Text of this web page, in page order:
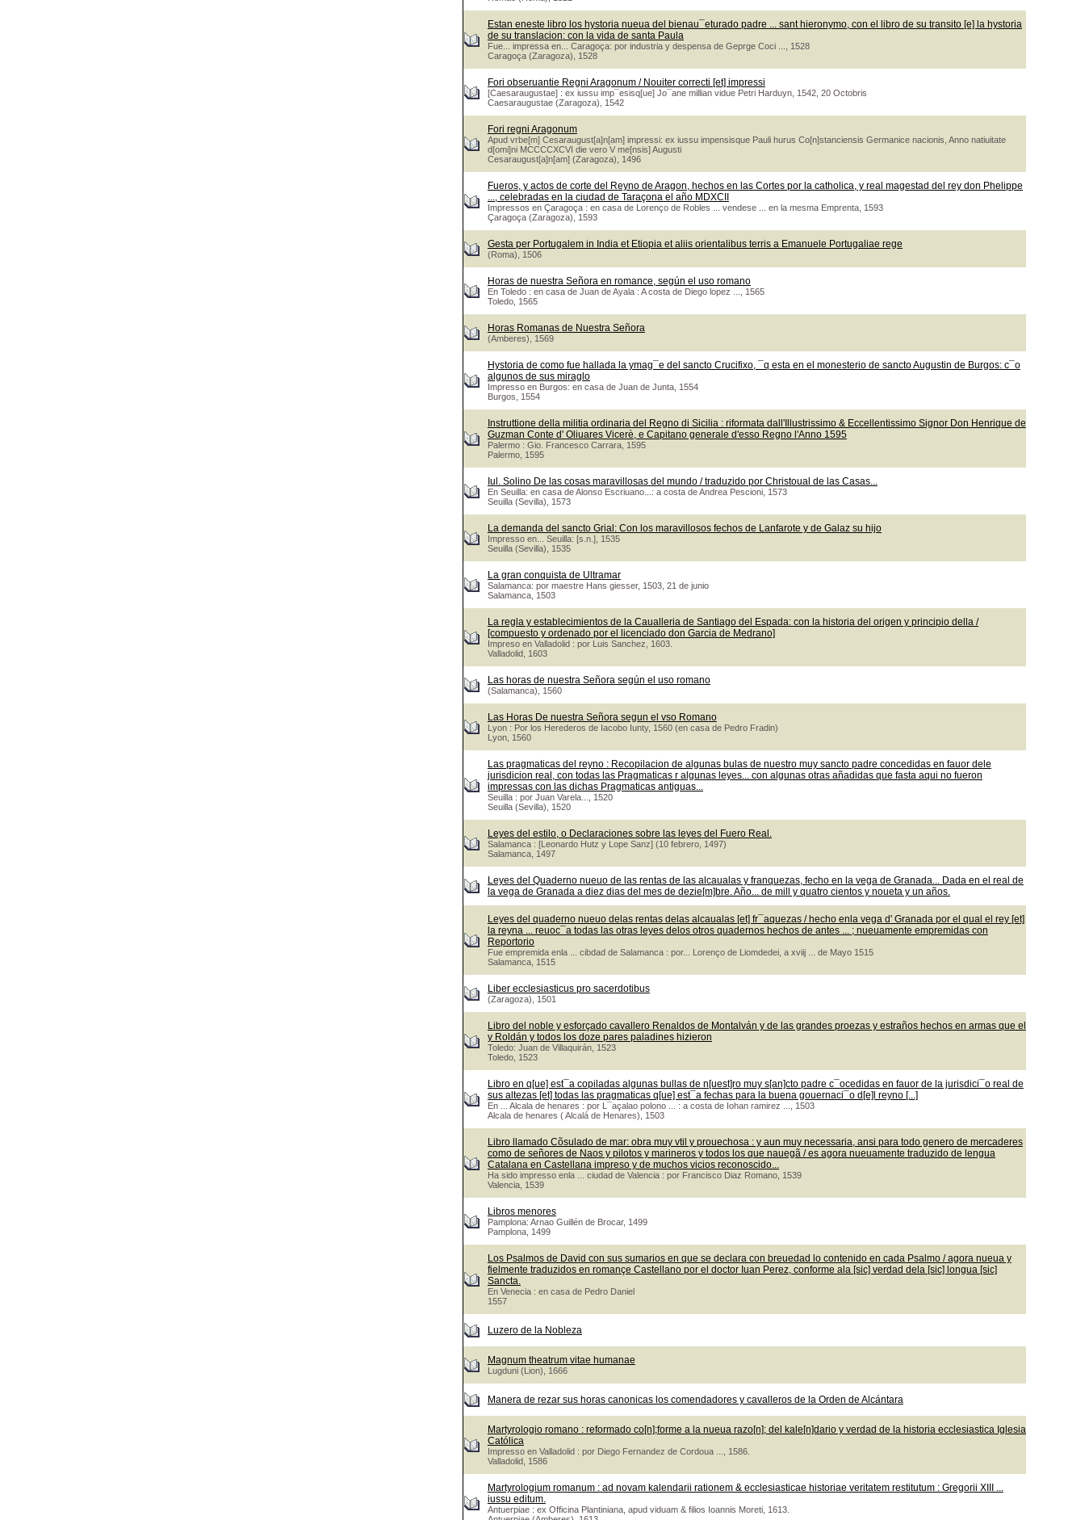
Estan eneste libro los hystoria nueua del bienau¯eturado padre ... sant hieronymo, con el libro de su transito [e] la hystoria
de su translacion: con la vida de santa Paula
Fue... impressa en... Caragoça: por industria y despensa de Geprge Coci ..., 1528
Caragoça (Zaragoza), 1528
Fori obseruantie Regni Aragonum / Nouiter correcti [et] impressi
[Caesaraugustae] : ex iussu imp¯esisq[ue] Jo¯ane millian vidue Petri Harduyn, 1542, 20 Octobris
Caesaraugustae (Zaragoza), 1542
Fori regni Aragonum
Apud vrbe[m] Cesaraugust[a]n[am] impressi: ex iussu impensisque Pauli hurus Co[n]stanciensis Germanice nacionis, Anno natiuitate
d[omi]ni MCCCCXCVI die vero V me[nsis] Augusti
Cesaraugust[a]n[am] (Zaragoza), 1496
Fueros, y actos de corte del Reyno de Aragon, hechos en las Cortes por la catholica, y real magestad del rey don Phelippe
..., celebradas en la ciudad de Taraçona el año MDXCII
Impressos en Çaragoça : en casa de Lorenço de Robles ... vendese ... en la mesma Emprenta, 1593
Çaragoça (Zaragoza), 1593
Gesta per Portugalem in India et Etiopia et aliis orientalibus terris a Emanuele Portugaliae rege
(Roma), 1506
Horas de nuestra Señora en romance, según el uso romano
En Toledo : en casa de Juan de Ayala : A costa de Diego lopez ..., 1565
Toledo, 1565
Horas Romanas de Nuestra Señora
(Amberes), 1569
Hystoria de como fue hallada la ymag¯e del sancto Crucifixo, ¯q esta en el monesterio de sancto Augustin de Burgos: c¯o
algunos de sus miraglo
Impresso en Burgos: en casa de Juan de Junta, 1554
Burgos, 1554
Instruttione della militia ordinaria del Regno di Sicilia : riformata dall'Illustrissimo & Eccellentissimo Signor Don Henrique de
Guzman Conte d' Oliuares Vicerè, e Capitano generale d'esso Regno l'Anno 1595
Palermo : Gio. Francesco Carrara, 1595
Palermo, 1595
Iul. Solino De las cosas maravillosas del mundo / traduzido por Christoual de las Casas...
En Seuilla: en casa de Alonso Escriuano...: a costa de Andrea Pescioni, 1573
Seuilla (Sevilla), 1573
La demanda del sancto Grial: Con los maravillosos fechos de Lanfarote y de Galaz su hijo
Impresso en... Seuilla: [s.n.], 1535
Seuilla (Sevilla), 1535
La gran conquista de Ultramar
Salamanca: por maestre Hans giesser, 1503, 21 de junio
Salamanca, 1503
La regla y establecimientos de la Caualleria de Santiago del Espada: con la historia del origen y principio della /
[compuesto y ordenado por el licenciado don Garcia de Medrano]
Impreso en Valladolid : por Luis Sanchez, 1603.
Valladolid, 1603
Las horas de nuestra Señora según el uso romano
(Salamanca), 1560
Las Horas De nuestra Señora segun el vso Romano
Lyon : Por los Herederos de Iacobo Iunty, 1560 (en casa de Pedro Fradin)
Lyon, 1560
Las pragmaticas del reyno : Recopilacion de algunas bulas de nuestro muy sancto padre concedidas en fauor dele
jurisdicion real, con todas las Pragmaticas r algunas leyes... con algunas otras añadidas que fasta aqui no fueron
impressas con las dichas Pragmaticas antiguas...
Seuilla : por Juan Varela..., 1520
Seuilla (Sevilla), 1520
Leyes del estilo, o Declaraciones sobre las leyes del Fuero Real.
Salamanca : [Leonardo Hutz y Lope Sanz] (10 febrero, 1497)
Salamanca, 1497
Leyes del Quaderno nueuo de las rentas de las alcaualas y franquezas, fecho en la vega de Granada... Dada en el real de
la vega de Granada a diez dias del mes de dezie[m]bre. Año... de mill y quatro cientos y noueta y un años.
Leyes del quaderno nueuo delas rentas delas alcaualas [et] fr¯aquezas / hecho enla vega d' Granada por el qual el rey [et]
la reyna ... reuoc¯a todas las otras leyes delos otros quadernos hechos de antes ... ; nueuamente empremidas con
Reportorio
Fue empremida enla ... cibdad de Salamanca : por... Lorenço de Liomdedei, a xviij ... de Mayo 1515
Salamanca, 1515
Liber ecclesiasticus pro sacerdotibus
(Zaragoza), 1501
Libro del noble y esforçado cavallero Renaldos de Montalván y de las grandes proezas y estraños hechos en armas que el
y Roldán y todos los doze pares paladines hizieron
Toledo: Juan de Villaquirán, 1523
Toledo, 1523
Libro en q[ue] est¯a copiladas algunas bullas de n[uest]ro muy s[an]cto padre c¯ocedidas en fauor de la jurisdici¯o real de
sus altezas [et] todas las pragmaticas q[ue] est¯a fechas para la buena gouernaci¯o d[e]l reyno [...]
En ... Alcala de henares : por L¯açalao polono ... : a costa de Iohan ramirez ..., 1503
Alcala de henares ( Alcalá de Henares), 1503
Libro llamado Cõsulado de mar: obra muy vtil y prouechosa : y aun muy necessaria, ansi para todo genero de mercaderes
como de señores de Naos y pilotos y marineros y todos los que nauegã / es agora nueuamente traduzido de lengua
Catalana en Castellana impreso y de muchos vicios reconoscido...
Ha sido impresso enla ... ciudad de Valencia : por Francisco Diaz Romano, 1539
Valencia, 1539
Libros menores
Pamplona: Arnao Guillén de Brocar, 1499
Pamplona, 1499
Los Psalmos de David con sus sumarios en que se declara con breuedad lo contenido en cada Psalmo / agora nueua y
fielmente traduzidos en romançe Castellano por el doctor Iuan Perez, conforme ala [sic] verdad dela [sic] longua [sic]
Sancta.
En Venecia : en casa de Pedro Daniel
1557
Luzero de la Nobleza
Magnum theatrum vitae humanae
Lugduni (Lion), 1666
Manera de rezar sus horas canonicas los comendadores y cavalleros de la Orden de Alcántara
Martyrologio romano : reformado co[n];forme a la nueua razo[n]; del kale[n]dario y verdad de la historia ecclesiastica Iglesia
Católica
Impresso en Valladolid : por Diego Fernandez de Cordoua ..., 1586.
Valladolid, 1586
Martyrologium romanum : ad novam kalendarii rationem & ecclesiasticae historiae veritatem restitutum : Gregorii XIII ...
iussu editum.
Antuerpiae : ex Officina Plantiniana, apud viduam & filios Ioannis Moreti, 1613.